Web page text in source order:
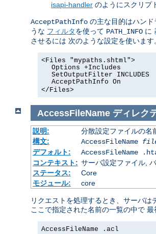
isapi-handler のようにスクリプ
AcceptPathInfo の主な目的はハンド
うな フィルタを使って PATH_INFO に
させるには 次のような設定を使います
<Files "mypaths.shtml">
Options +Includes
SetOutputFilter INCLUDES
AcceptPathInfo On
</Files>
AccessFileName ディレク
説明:
分散設定ファイルの名
構文:
AccessFileName
デフォルト:
AccessFileName
コンテキスト: サーバ設定ファイル,
ステータス:
Core
モジュール:
core
リクエストを処理するとき、サーバ
ここで指定された名前の一覧の中で
AccessFileName .acl